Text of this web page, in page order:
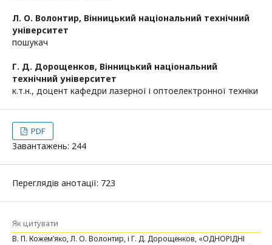
Л. О. Волонтир, Вінницький національний технічний
університет
пошукач
Г. Д. Дорощенков, Вінницький національний
технічний університет
к.т.н., доцент кафедри лазерної і оптоелектронної техніки
PDF
Завантажень: 244
Переглядів анотації: 723
Як цитувати
В. П. Кожем’яко, Л. О. Волонтир, і Г. Д. Дорощенков, «ОДНОРІДНІ